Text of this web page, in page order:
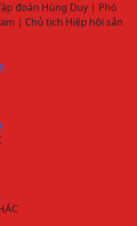
đoàn Hùng Duy | Phó
| Chủ tịch Hiệp hội sản